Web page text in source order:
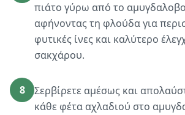
πιάτο γύρω από το
αφήνοντας τη φλούδα για
φυτικές ίνες και καλύτερο
σακχάρου.
8
Σερβίρετε αμέσως και
κάθε φέτα αχλαδιού στο